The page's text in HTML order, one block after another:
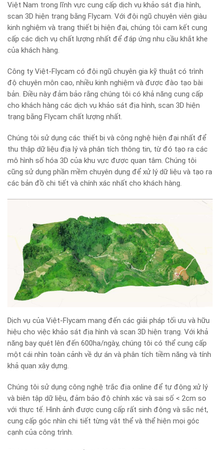
Việt Nam trong lĩnh vực cung cấp dịch vụ khảo sát địa hình,
scan 3D hiện trạng bằng Flycam. Với đội ngũ chuyên viên giàu
kinh nghiệm và trang thiết bị hiện đại, chúng tôi cam kết cung
cấp các dịch vụ chất lượng nhất để đáp ứng nhu cầu khắt khe
của khách hàng.
Công ty Việt-Flycam có đội ngũ chuyên gia kỹ thuật có trình
độ chuyên môn cao, nhiều kinh nghiệm và được đào tạo bài
bản. Điều này đảm bảo rằng chúng tôi có khả năng cung cấp
cho khách hàng các dịch vụ khảo sát địa hình, scan 3D hiện
trạng bằng Flycam chất lượng nhất.
Chúng tôi sử dụng các thiết bị và công nghệ hiện đại nhất để
thu thập dữ liệu địa lý và phân tích thông tin, từ đó tạo ra các
mô hình số hóa 3D của khu vực được quan tâm. Chúng tôi
cũng sử dụng phần mềm chuyên dụng để xử lý dữ liệu và tạo ra
các bản đồ chi tiết và chính xác nhất cho khách hàng.
Dịch vụ của Việt-Flycam mang đến các giải pháp tối ưu và hữu
hiệu cho việc khảo sát địa hình và scan 3D hiện trạng. Với khả
năng bay quét lên đến 600ha/ngày, chúng tôi có thể cung cấp
một cái nhìn toàn cảnh về dự án và phân tích tiềm năng và tính
khả quan xây dựng.
Chúng tôi sử dụng công nghệ trắc địa online để tự động xử lý
và biên tập dữ liệu, đảm bảo độ chính xác và sai số < 2cm so
với thực tế. Hình ảnh được cung cấp rất sinh động và sắc nét,
cung cấp góc nhìn chi tiết từng vật thể và thể hiện mọi góc
cạnh của công trình.